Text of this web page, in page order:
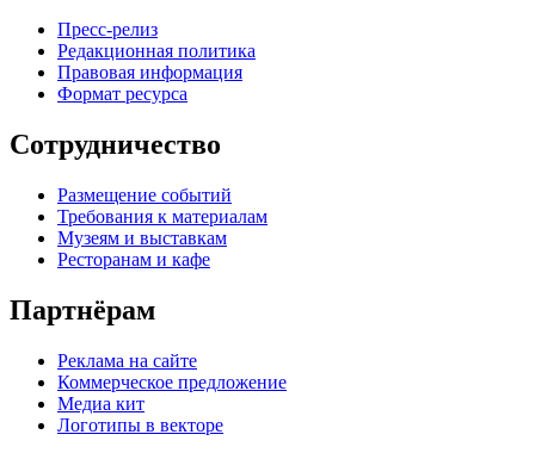
Пресс-релиз
Редакционная политика
Правовая информация
Формат ресурса
Сотрудничество
Размещение событий
Требования к материалам
Музеям и выставкам
Ресторанам и кафе
Партнёрам
Реклама на сайте
Коммерческое предложение
Медиа кит
Логотипы в векторе